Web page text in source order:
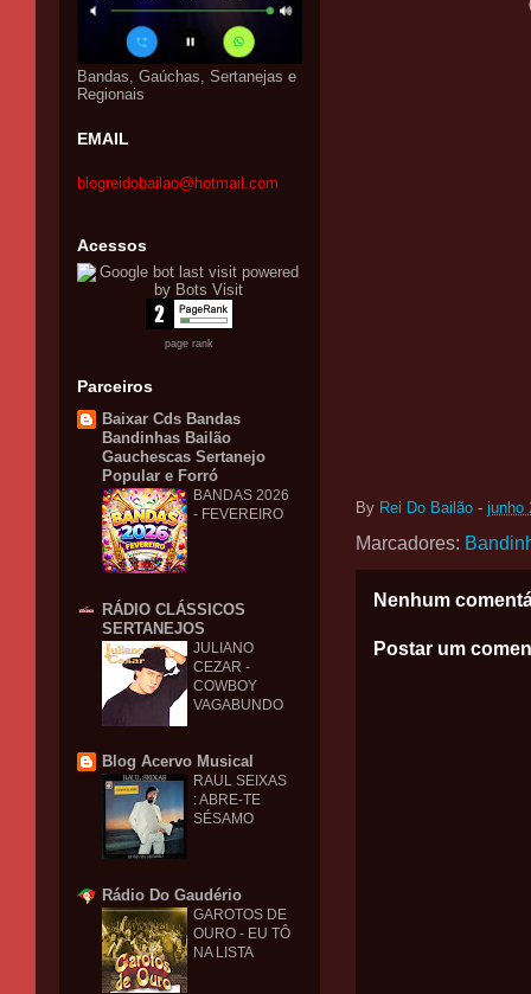
By Rei Do Bailão - junho
Marcadores:
Nenhum
Postar um
Bandas, Gaúchas, Sertanejas e
Regionais
EMAIL
blogreidobailao@hotmail.com
Acessos
page rank
Parceiros
Baixar Cds Bandas
Bandinhas Bailão
Gauchescas Sertanejo
Popular e Forró
BANDAS 2026
- FEVEREIRO
RÁDIO CLÁSSICOS
SERTANEJOS
JULIANO
CEZAR -
COWBOY
VAGABUNDO
Blog Acervo Musical
RAUL SEIXAS
: ABRE-TE
SÉSAMO
Rádio Do Gaudério
GAROTOS DE
OURO - EU TÔ
NA LISTA